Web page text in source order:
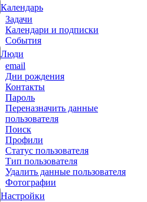
Календарь
Задачи
Календари и подписки
События
Люди
email
Дни рождения
Контакты
Пароль
Переназначить данные
пользователя
Поиск
Профили
Статус пользователя
Тип пользователя
Удалить данные пользователя
Фотографии
Настройки